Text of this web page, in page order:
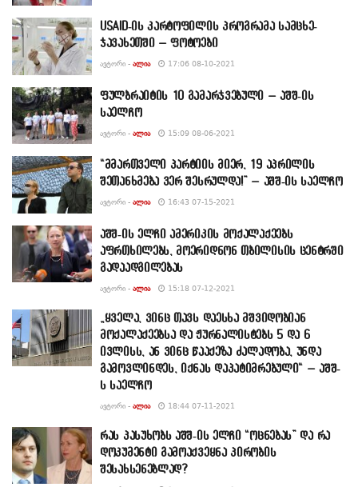
USAID-ის კარტოფილის პროგრამა სამცხე-
ჯავახეთში – ფოტოები
ᲐᲕᲢᲝᲠᲘ - ᲐᲚᲘᲐ 17:06 08-10-2021
ფულბრაიტის 10 გამარჯვებული – აშშ-ის
საელჩო
ᲐᲕᲢᲝᲠᲘ - ᲐᲚᲘᲐ 15:09 08-06-2021
“მმართველი პარტიის მიერ, 19 აპრილის
შეთანხმება ვერ შესრულდა!” – აშშ-ის საელჩო
ᲐᲕᲢᲝᲠᲘ - ᲐᲚᲘᲐ 16:43 07-15-2021
აშშ-ის ელჩი ამერიკის მოქალაქეებს
აფრთხილებს, მოერიდნონ თბილისის ცენტრში
გადაადგილებას
ᲐᲕᲢᲝᲠᲘ - ᲐᲚᲘᲐ 15:18 07-12-2021
„ყველა, ვინც თავს დაესხა მშვიდობიან
მოქალაქეებსა და ჟურნალისტებს 5 და 6
ივლისს, ან ვინც წააქეზა ძალადობა, უნდა
გამოვლინდეს, იქნას დაპატიმრებული“ – აშშ-
ს საელჩო
ᲐᲕᲢᲝᲠᲘ - ᲐᲚᲘᲐ 18:44 07-11-2021
რას პასუხობს აშშ-ის ელჩი “ოცნებას” და რა
დოკუმენტი გამოაქვეყნა პირობის
შესახსენებლად?